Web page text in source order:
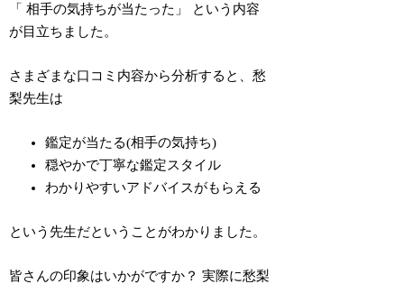
「相手の気持ちが当たった 」
という内容
が目立ちました。
さまざまな口コミ内容から分析すると、愁
梨先生は
鑑定が当たる(相手の気持ち)
穏やかで丁寧な鑑定スタイル
わかりやすいアドバイスがもらえる
という先生だということがわかりました。
皆さんの印象はいかがですか？ 実際に愁梨